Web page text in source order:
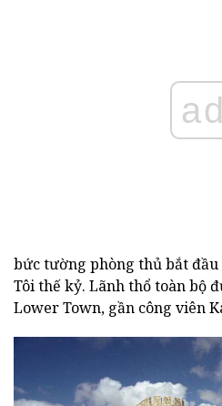
ad
bức tường phòng thủ bắt
Tôi thế kỷ. Lãnh thổ toàn bộ
Lower Town, gần công viên